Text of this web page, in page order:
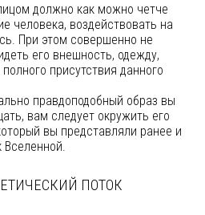
должно как можно четче
человека, воздействовать на
При этом совершенно не
его внешность, одежду,
присутствия данного
правдоподобный образ вы
вам следует окружить его
вы представляли ранее и
ПОТОК